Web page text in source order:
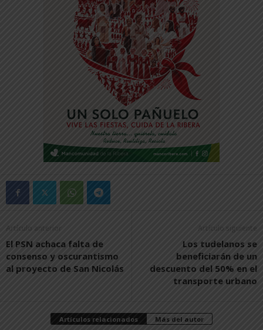
Artículo anterior
El PSN achaca falta de
consenso y oscurantismo
al proyecto de San Nicolás
Artículo siguiente
Los tudelanos se
beneficiarán de un
descuento del 50% en el
transporte urbano
Artículos relacionados Más del autor